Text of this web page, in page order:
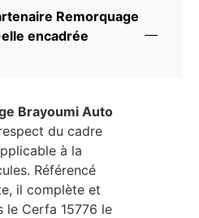
Remorquage
encadrée
Brayoumi Auto
du cadre
à la
Référencé
il complète et
le Cerfa 15776 le